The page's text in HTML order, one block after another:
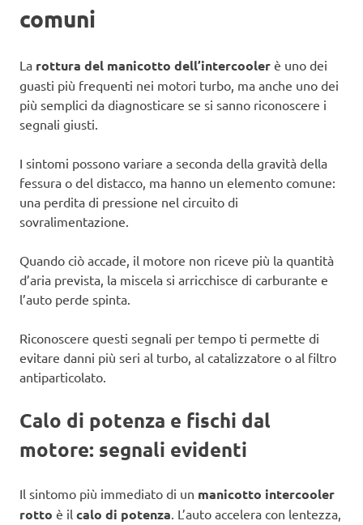
comuni
La rottura del manicotto dell’intercooler è uno dei
guasti più frequenti nei motori turbo, ma anche uno dei
più semplici da diagnosticare se si sanno riconoscere i
segnali giusti.
I sintomi possono variare a seconda della gravità della
fessura o del distacco, ma hanno un elemento comune:
una perdita di pressione nel circuito di
sovralimentazione.
Quando ciò accade, il motore non riceve più la quantità
d’aria prevista, la miscela si arricchisce di carburante e
l’auto perde spinta.
Riconoscere questi segnali per tempo ti permette di
evitare danni più seri al turbo, al catalizzatore o al filtro
antiparticolato.
Calo di potenza e fischi dal
motore: segnali evidenti
Il sintomo più immediato di un manicotto intercooler
rotto è il calo di potenza. L’auto accelera con lentezza,